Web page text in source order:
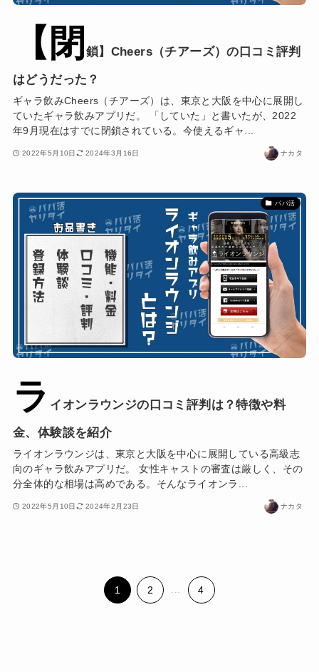
【閉 鎖】Cheers（チアーズ）の口コミ評判
はどうだった？
ギャラ飲みCheers（チアーズ）は、東京と大阪を中心に展開し
ていたギャラ飲みアプリだ。 「していた」と書いたが、2022
年9月現在はすでに閉鎖されている。今使えるギャ...
2022年5月10日 2024年3月16日 ナカタ
パパ活
ラ イオンラウンジの口コミ評判は？特徴や料
金、体験談を紹介
ライオンラウンジは、東京と大阪を中心に展開している高級志
向のギャラ飲みアプリだ。 女性キャストの審査は厳しく、その
分全体的な相場は高めである。そんなライオンラ...
2022年5月10日 2024年2月23日 ナカタ
1 2 4